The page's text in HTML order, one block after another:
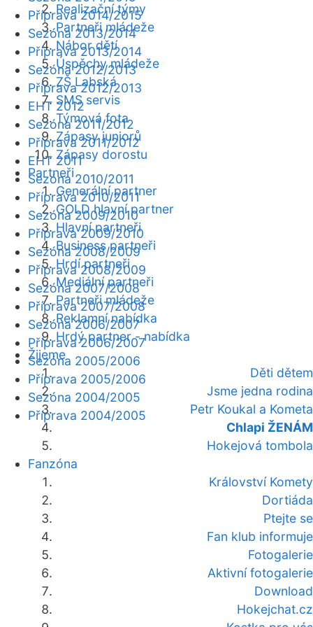
Realizační týmy
Partneři mládeže
Nábor dětí
Úspěchy mládeže
ZŠ Labská
SMS servis
Týmová fota
Zápasy juniorů
Zápasy dorostu
Partneři
Generální partner
GOLD hlavní partner
Hlavní partneři
Business partneři
Hrdí partneři
Mediální partneři
Partneři mládeže
Reklamní nabídka
Hrdý partner - nabídka
Žijeme
Děti dětem
Jsme jedna rodina
Petr Koukal a Kometa
Chlapi ŽENÁM
Hokejová tombola
Fanzóna
Království Komety
Dortiáda
Ptejte se
Fan klub informuje
Fotogalerie
Aktivní fotogalerie
Download
Hokejchat.cz
Příprava 2014/2015
Sezóna 2013/2014
Příprava 2013/2014
Sezóna 2012/2013
Příprava 2012/2013
EHT 2012
Sezóna 2011/2012
Příprava 2011/2012
EHT 2011
Sezóna 2010/2011
Příprava 2010/2011
Sezóna 2009/2010
Příprava 2009/2010
Sezóna 2008/2009
Příprava 2008/2009
Sezóna 2007/2008
Příprava 2007/2008
Sezóna 2006/2007
Příprava 2006/2007
Sezóna 2005/2006
Příprava 2005/2006
Sezóna 2004/2005
Příprava 2004/2005